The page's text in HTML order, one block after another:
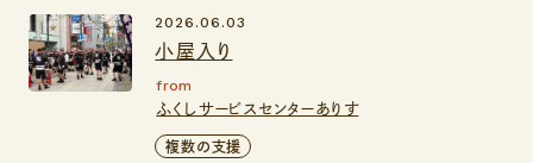
小屋入り
2026.06.03
from
ふくしサービスセンターありす
複数の支援